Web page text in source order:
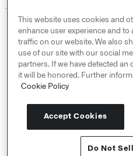
© 2026 Palantir
reserved.
Cookies Statement ↗
Privacy Statement ↗
Terms of Use ↗
Do Not Sell or Share My
This website uses cookies and
enhance user experience and to
traffic on our website. We also
use of our site with our social
partners. If we have detected
it will be honored. Further
Cookie Policy
Accept Cookies
Do Not